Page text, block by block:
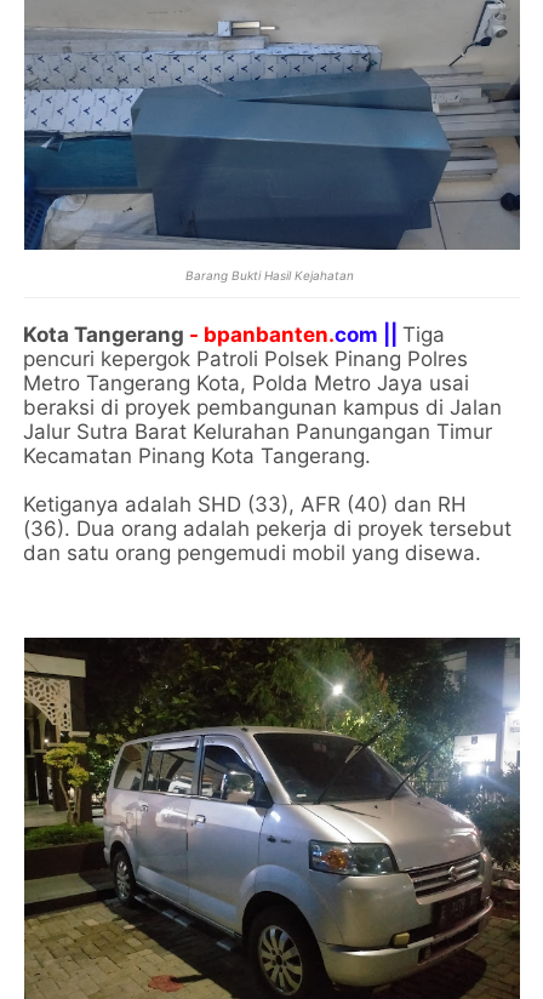
Barang Bukti Hasil Kejahatan
Kota Tangerang - bpanbanten.com ||Tiga
pencuri kepergok Patroli Polsek Pinang Polres
Metro Tangerang Kota, Polda Metro Jaya usai
beraksi di proyek pembangunan kampus di Jalan
Jalur Sutra Barat Kelurahan Panungangan Timur
Kecamatan Pinang Kota Tangerang.
Ketiganya adalah SHD (33), AFR (40) dan RH
(36). Dua orang adalah pekerja di proyek tersebut
dan satu orang pengemudi mobil yang disewa.